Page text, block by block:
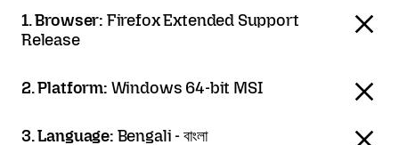
1. Browser: Firefox Extended Support
Release
2. Platform: Windows 64-bit MSI
3. Language: Bengali - বাংলা